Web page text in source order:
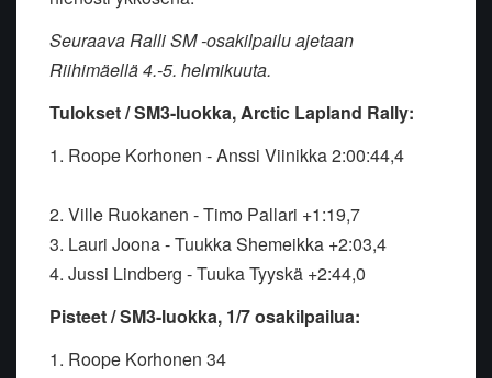
Seuraava Ralli SM -osakilpailu ajetaan
Riihimäellä 4.-5. helmikuuta.
Tulokset / SM3-luokka, Arctic Lapland Rally:
1. Roope Korhonen - Anssi Viinikka 2:00:44,4
2. Ville Ruokanen - Timo Pallari +1:19,7
3. Lauri Joona - Tuukka Shemeikka +2:03,4
4. Jussi Lindberg - Tuuka Tyyskä +2:44,0
Pisteet / SM3-luokka, 1/7 osakilpailua:
1. Roope Korhonen 34